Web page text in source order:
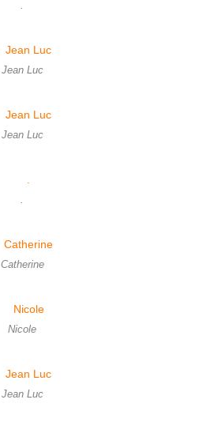
.
Jean Luc
Jean Luc
.
Catherine
Nicole
Jean Luc